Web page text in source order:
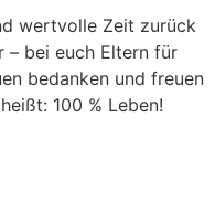
wertvolle Zeit zurück
– bei euch Eltern für
bedanken und freuen
100 % Leben!